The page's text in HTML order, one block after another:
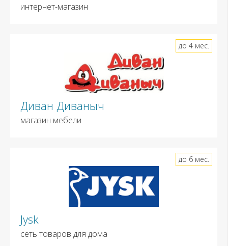
интернет-магазин
Диван Диваныч
магазин мебели
до 4 мес.
Jysk
сеть товаров для дома
до 6 мес.